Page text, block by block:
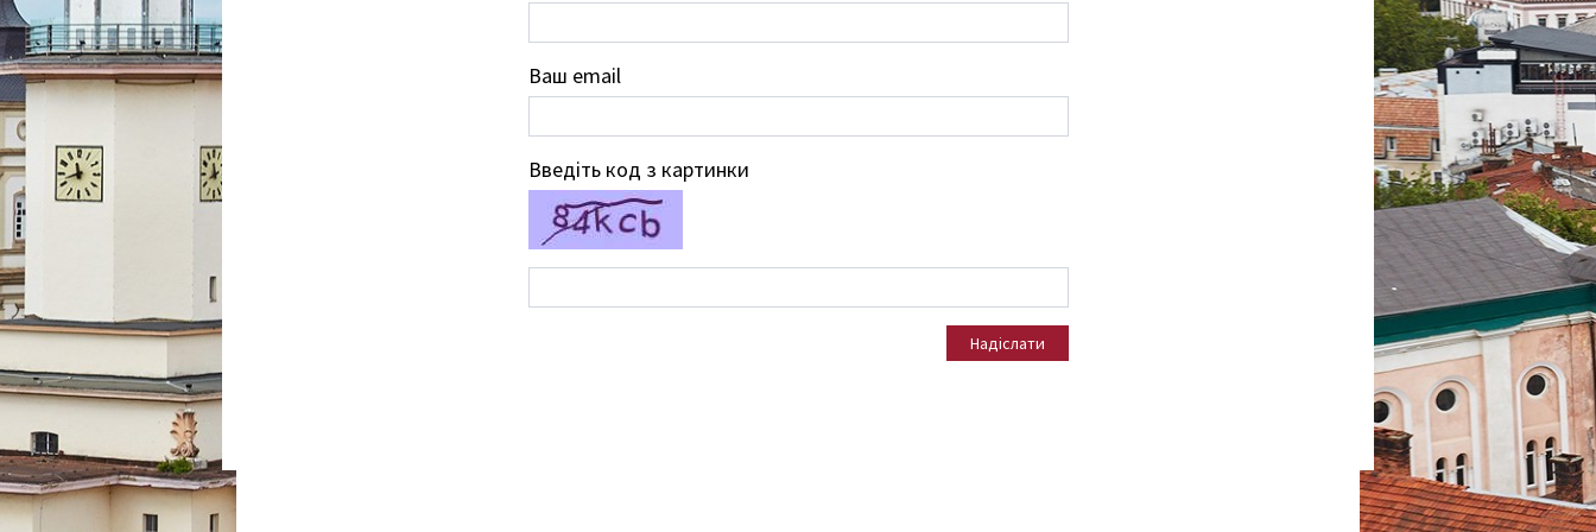
Ваш email
Введіть код з картинки
Надіслати